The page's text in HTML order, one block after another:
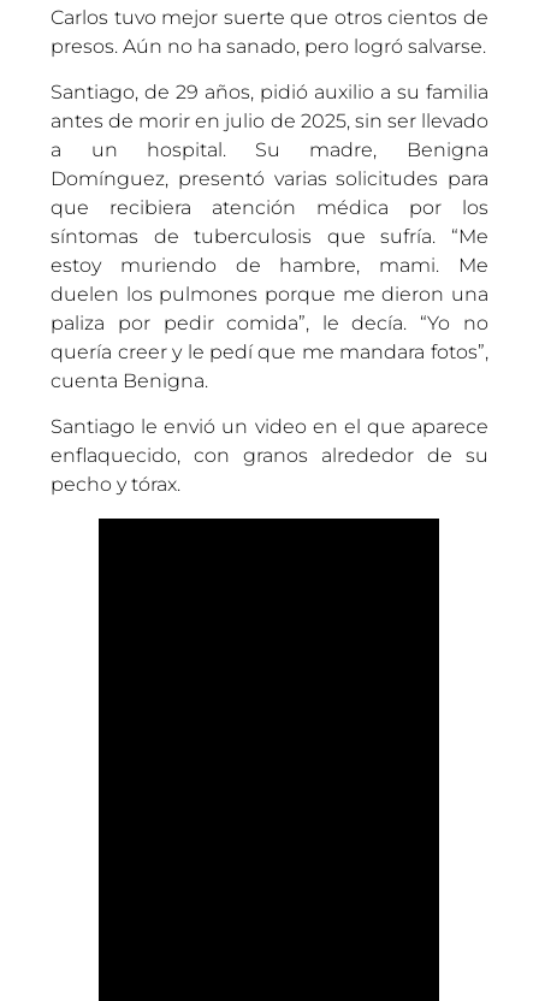
Carlos tuvo mejor suerte que otros cientos de
presos. Aún no ha sanado, pero logró salvarse.
Santiago, de 29 años, pidió auxilio a su familia
antes de morir en julio de 2025, sin ser llevado
a un hospital. Su madre, Benigna
Domínguez, presentó varias solicitudes para
que recibiera atención médica por los
síntomas de tuberculosis que sufría. “Me
estoy muriendo de hambre, mami. Me
duelen los pulmones porque me dieron una
paliza por pedir comida”, le decía. “Yo no
quería creer y le pedí que me mandara fotos”,
cuenta Benigna.
Santiago le envió un video en el que aparece
enflaquecido, con granos alrededor de su
pecho y tórax.